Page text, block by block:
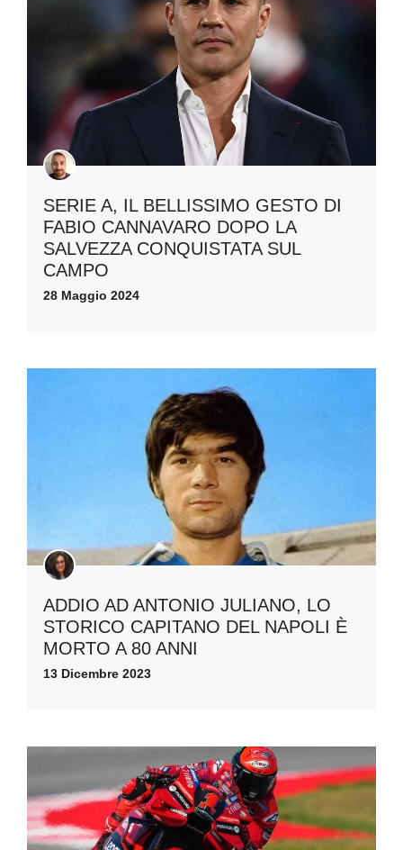
SERIE A, IL BELLISSIMO GESTO DI
FABIO CANNAVARO DOPO LA
SALVEZZA CONQUISTATA SUL
CAMPO
28 Maggio 2024
ADDIO AD ANTONIO JULIANO, LO
STORICO CAPITANO DEL NAPOLI È
MORTO A 80 ANNI
13 Dicembre 2023